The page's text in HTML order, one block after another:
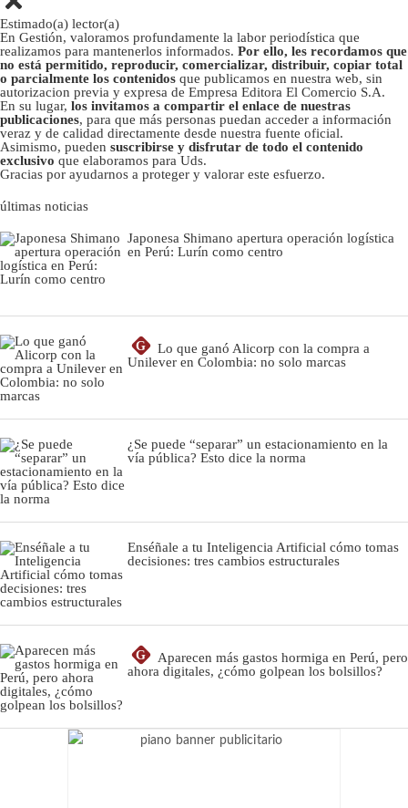
Estimado(a) lector(a)
En Gestión, valoramos profundamente la labor periodística que
realizamos para mantenerlos informados. Por ello, les recordamos que
no está permitido, reproducir, comercializar, distribuir, copiar total
o parcialmente los contenidos que publicamos en nuestra web, sin
autorizacion previa y expresa de Empresa Editora El Comercio S.A.
En su lugar, los invitamos a compartir el enlace de nuestras
publicaciones, para que más personas puedan acceder a información
veraz y de calidad directamente desde nuestra fuente oficial.
Asimismo, pueden suscribirse y disfrutar de todo el contenido
exclusivo que elaboramos para Uds.
Gracias por ayudarnos a proteger y valorar este esfuerzo.
últimas noticias
Japonesa Shimano apertura operación logística
en Perú: Lurín como centro
G
Lo que ganó Alicorp con la compra a
Unilever en Colombia: no solo marcas
¿Se puede “separar” un estacionamiento en la
vía pública? Esto dice la norma
Enséñale a tu Inteligencia Artificial cómo tomas
decisiones: tres cambios estructurales
G
Aparecen más gastos hormiga en Perú, pero
ahora digitales, ¿cómo golpean los bolsillos?